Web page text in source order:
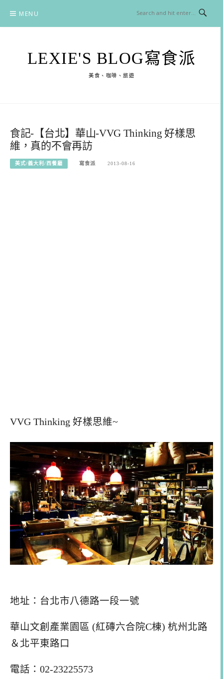
content
MENU
LEXIE'S BLOG寫食派
美食、咖啡、旅遊
食記-【台北】華山-VVG Thinking 好樣思
維，真的不會再訪
美式/義大利/西餐廳 寫食派 2013-08-16
VVG Thinking 好樣思維~
地址：台北市八德路一段一號
華山文創產業園區 (紅磚六合院C棟) 杭州北路
＆北平東路口
電話：02-23225573